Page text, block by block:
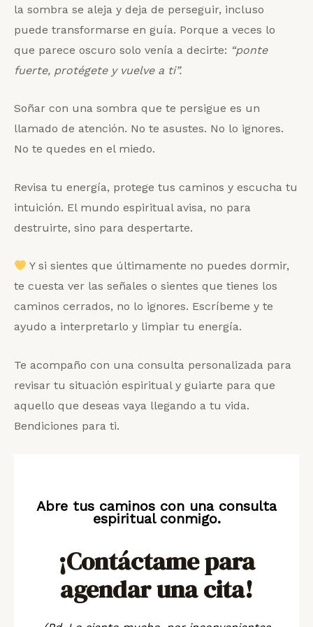
la sombra se aleja y deja de perseguir, incluso
puede transformarse en guía. Porque a veces lo
que parece oscuro solo venía a decirte: “ponte
fuerte, protégete y vuelve a ti”.
Soñar con una sombra que te persigue es un
llamado de atención. No te asustes. No lo ignores.
No te quedes en el miedo.
Revisa tu energía, protege tus caminos y escucha tu
intuición. El mundo espiritual avisa, no para
destruirte, sino para despertarte.
Y si sientes que últimamente no puedes dormir,
te cuesta ver las señales o sientes que tienes los
caminos cerrados, no lo ignores. Escríbeme y te
ayudo a interpretarlo y limpiar tu energía.
Te acompaño con una consulta personalizada para
revisar tu situación espiritual y guiarte para que
aquello que deseas vaya llegando a tu vida.
Bendiciones para ti.
Abre tus caminos con una consulta
espiritual conmigo.
¡Contáctame para
agendar una cita!